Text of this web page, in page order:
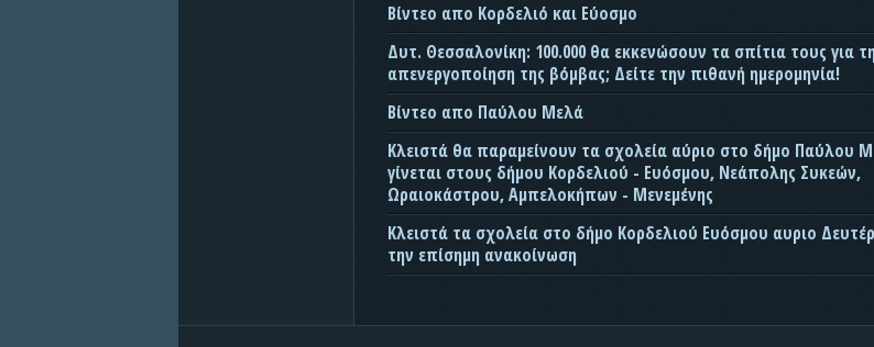
Βίντεο απο Κορδελιό και Εύοσμο
Δυτ. Θεσσαλονίκη: 100.000 θα εκκενώσουν τα σπίτια τους για
απενεργοποίηση της βόμβας; Δείτε την πιθανή ημερομηνία!
Βίντεο απο Παύλου Μελά
Κλειστά θα παραμείνουν τα σχολεία αύριο στο δήμο Παύλου
γίνεται στους δήμου Κορδελιού - Ευόσμου, Νεάπολης Συκεών,
Ωραιοκάστρου, Αμπελοκήπων - Μενεμένης
Κλειστά τα σχολεία στο δήμο Κορδελιού Ευόσμου αυριο
την επίσημη ανακοίνωση